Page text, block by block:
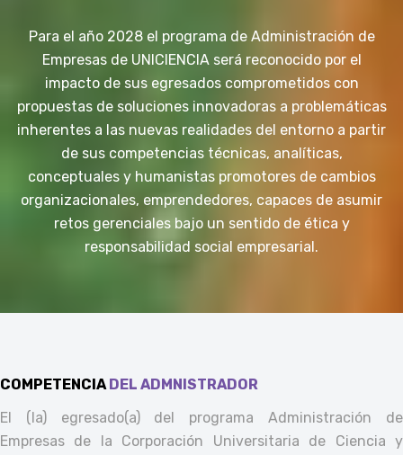
Para el año 2028 el programa de Administración de
Empresas de UNICIENCIA será reconocido por el
impacto de sus egresados comprometidos con
propuestas de soluciones innovadoras a problemáticas
inherentes a las nuevas realidades del entorno a partir
de sus competencias técnicas, analíticas,
conceptuales y humanistas promotores de cambios
organizacionales, emprendedores, capaces de asumir
retos gerenciales bajo un sentido de ética y
responsabilidad social empresarial.
COMPETENCIADEL ADMNISTRADOR
El (la) egresado(a) del programa Administración de
Empresas de la Corporación Universitaria de Ciencia y